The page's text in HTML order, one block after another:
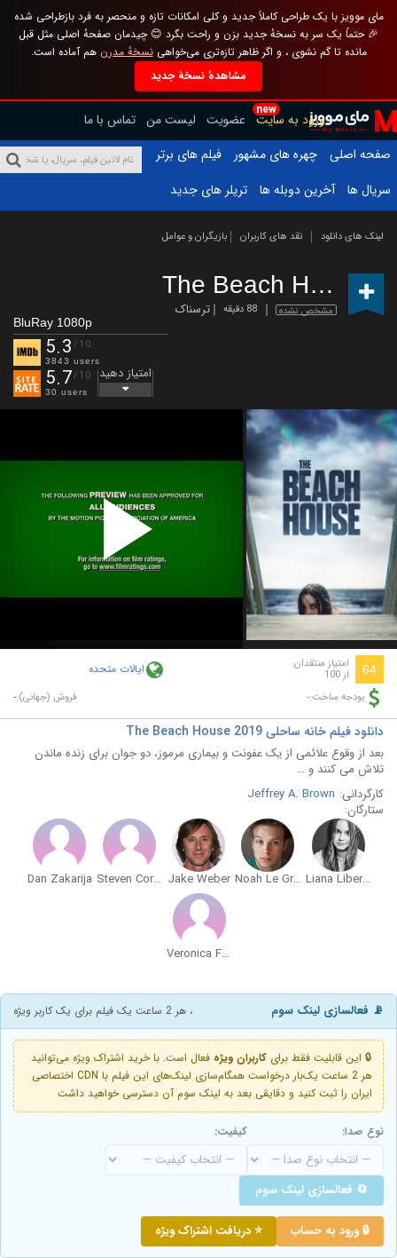
مای موویز با یک طراحی کاملاً جدید و کلی امکانات تازه و منحصر به فرد بازطراحی شده
🎉 حتماً یک سر به نسخهٔ جدید بزن و راحت بگرد 😊 چیدمان صفحهٔ اصلی مثل قبل
مانده تا گم نشوی ، و اگر ظاهر تازه‌تری می‌خواهینسخهٔ مدرن هم آماده است.
مشاهدهٔ نسخهٔ جدید
new
ورود به سایت عضویت لیست من تماس با ما
صفحه اصلی
چهره های مشهور
فیلم های برتر
سریال ها
آخرین دوبله ها تریلر های جدید
لینک های دانلود نقد های کاربران بازیگران و عوامل
The Beach House
مشخص نشده 88 دقیقه ترسناک
BluRay 1080p
5.3 /10
3843 users
5.7/10
30 users
امتیاز دهید
Play
Video
64 امتیاز منتقدان
از 100 ایالات متحده
بودجه ساخت:- فروش (جهانی):-
دانلود فیلم خانه ساحلی The Beach House 2019
بعد از وقوع علائمی از یک عفونت و بیماری مرموز، دو جوان برای زنده ماندن
تلاش می کنند و …
کارگردانی: Jeffrey A. Brown
ستارگان:
Liana Liberato
Noah Le Gros
Jake Weber
Steven Corkin
Dan Zakarija
Veronica Fellman
📡 فعالسازی لینک سوم ، هر 2 ساعت یک فیلم برای یک کاربر ویژه
🔒 این قابلیت فقط برای کاربران ویژه فعال است. با خرید اشتراک ویژه می‌توانید
هر 2 ساعت یک‌بار درخواست همگام‌سازی لینک‌های این فیلم با CDN اختصاصی
ایران را ثبت کنید و دقایقی بعد به لینک سوم آن دسترسی خواهید داشت
نوع صدا: کیفیت:
🔄 فعالسازی لینک سوم
🔒 ورود به حساب ⭐ دریافت اشتراک ویژه